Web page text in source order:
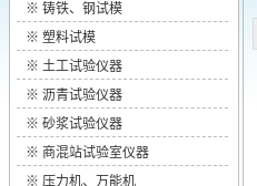
※ 铸铁、钢试模
※ 塑料试模
※ 土工试验仪器
※ 沥青试验仪器
※ 砂浆试验仪器
※ 商混站试验室仪器
※ 压力机、万能机